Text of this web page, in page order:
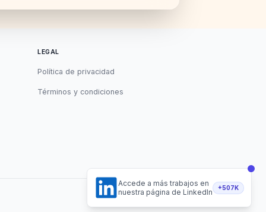
LEGAL
Política de privacidad
Términos y condiciones
Accede a más trabajos en
nuestra página de LinkedIn
+507K